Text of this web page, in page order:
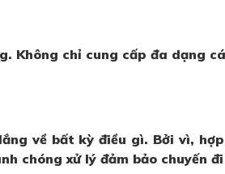
Không chỉ cung cấp đa dạng
về bất kỳ điều gì. Bởi vì,
chóng xử lý đảm bảo chuyến